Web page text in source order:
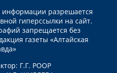
информации разрешается
гиперссылки на сайт.
запрещается без
газеты «Алтайская
Г.Г. РООР